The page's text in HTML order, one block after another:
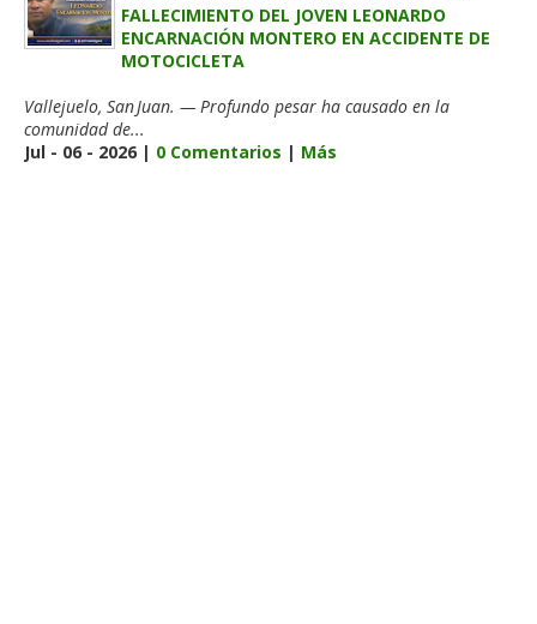
FALLECIMIENTO DEL JOVEN LEONARDO
ENCARNACIÓN MONTERO EN ACCIDENTE DE
MOTOCICLETA
Vallejuelo, San Juan. — Profundo pesar ha causado en la
comunidad de...
Jul - 06 - 2026 | 0 Comentarios | Más